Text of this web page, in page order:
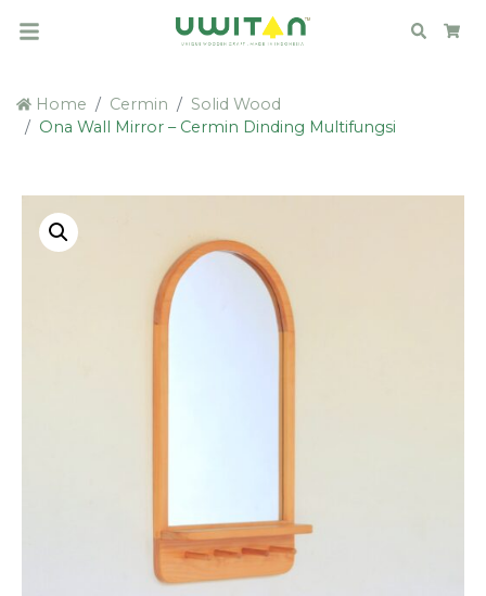
Search
Home Cermin
Solid Wood
Ona Wall Mirror – Cermin Dinding Multifungsi